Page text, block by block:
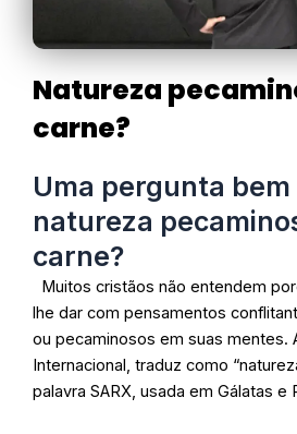
Natureza
carne?
Uma pergunta
natureza
carne?
Muitos cristãos não entendem
lhe dar com pensamentos
ou pecaminosos em suas mentes.
Internacional, traduz como
palavra SARX, usada em Gálatas e